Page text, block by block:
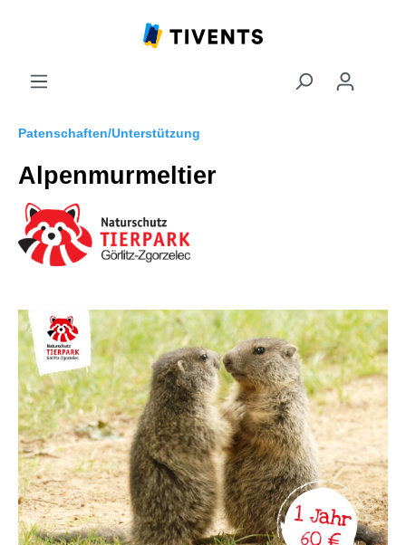
Patenschaften/Unterstützung
Alpenmurmeltier